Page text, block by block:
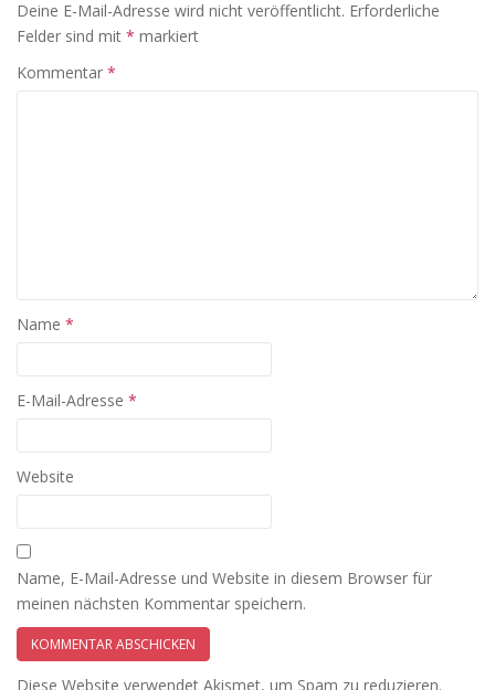
Deine E-Mail-Adresse wird nicht veröffentlicht. Erforderliche
Felder sind mit * markiert
Kommentar *
Name *
E-Mail-Adresse *
Website
Name, E-Mail-Adresse und Website in diesem Browser für
meinen nächsten Kommentar speichern.
Diese Website verwendet Akismet, um Spam zu reduzieren.